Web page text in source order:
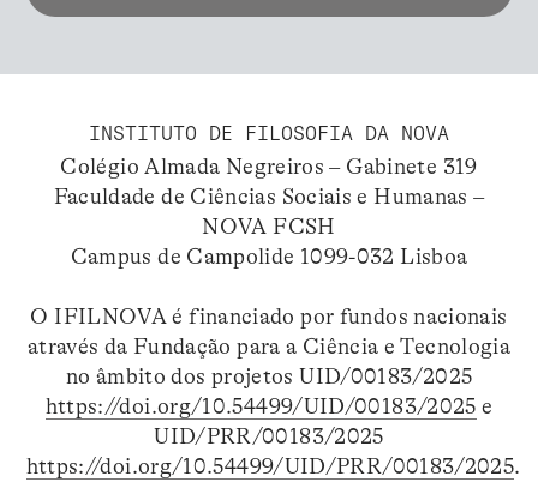
INSTITUTO DE FILOSOFIA DA NOVA
Colégio Almada Negreiros – Gabinete 319
Faculdade de Ciências Sociais e Humanas –
NOVA FCSH
Campus de Campolide 1099-032 Lisboa
O IFILNOVA é financiado por fundos nacionais
através da Fundação para a Ciência e Tecnologia
no âmbito dos projetos UID/00183/2025
https://doi.org/10.54499/UID/00183/2025 e
UID/PRR/00183/2025
https://doi.org/10.54499/UID/PRR/00183/2025.